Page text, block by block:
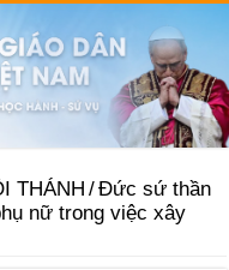
THÁNH /Đức sứ thần
nữ trong việc xây